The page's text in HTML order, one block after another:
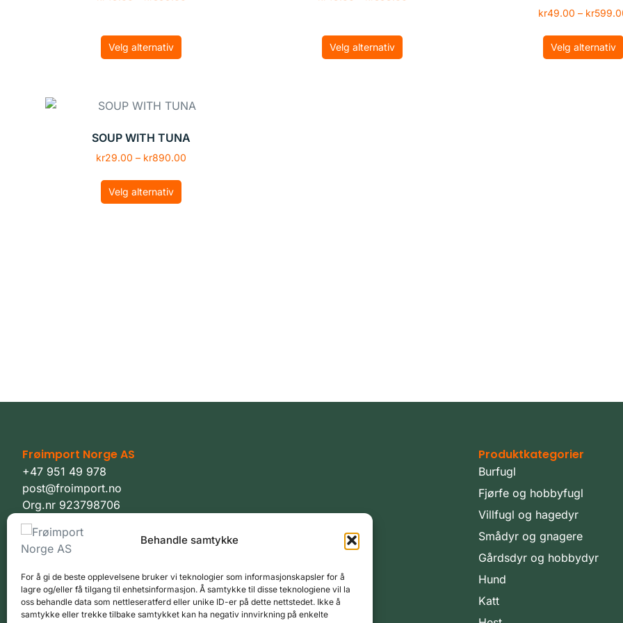
Behandle samtykke
For å gi de beste opplevelsene bruker vi teknologier som informasjonskapsler for å
lagre og/eller få tilgang til enhetsinformasjon. Å samtykke til disse teknologiene vil la
oss behandle data som nettleseratferd eller unike ID-er på dette nettstedet. Ikke å
samtykke eller trekke tilbake samtykket kan ha negativ innvirkning på enkelte
Velg alternativ Velg alternativ
kr49.00 – kr
Velg alternativ
SOUP WITH TUNA
kr29.00 – kr890.00
Velg alternativ
Frøimport Norge AS
+47 951 49 978
post@froimport.no
Org.nr 923798706
Foldvikveien 130, 3294 Stavern
Personvernerklæring
Vilkår
Produktkategorier
Burfugl
Fjørfe og hobbyfugl
Villfugl og hagedyr
Smådyr og gnagere
Gårdsdyr og hobbydyr
Hund
Katt